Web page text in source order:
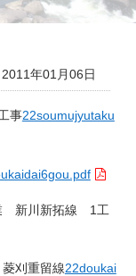
2011年01月06日
事22soumujyutaku
新川新拓線 1工
刈重留線22doukai